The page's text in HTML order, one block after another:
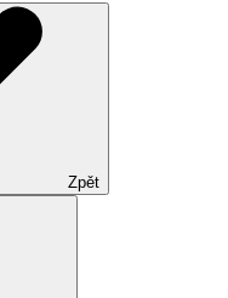
Zpět